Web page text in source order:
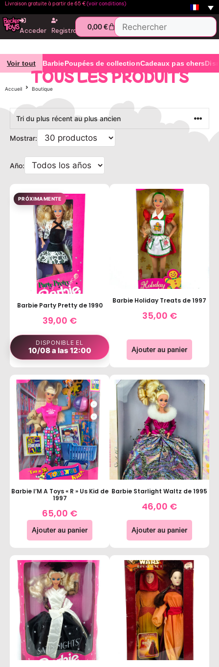
Livraison gratuite à partir de 65 €(voir conditions)
Acceder Registro 0,00€
Voir tout BarbiePoupées de collectionCadeaux pas chers
TOUS LES PRODUITS
Accueil Boutique
Mostrar:
Año:
PRÓXIMAMENTE
Barbie Party Pretty de 1990
39,00 €
DISPONIBLE EL
10/08 a las 12:00
Barbie Holiday Treats de 1997
35,00 €
Ajouter au panier
Barbie I’M A Toys « R » Us Kid de
1997
65,00 €
Ajouter au panier
Barbie Starlight Waltz de 1995
46,00 €
Ajouter au panier